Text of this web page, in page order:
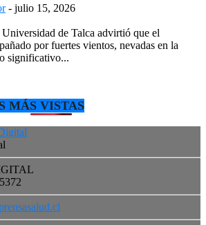
- julio 15, 2026
de Talca advirtió que el
por fuertes vientos, nevadas en la
significativo...
MÁS VISTAS